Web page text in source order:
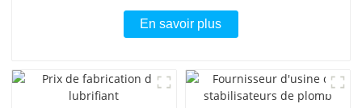
En savoir plus